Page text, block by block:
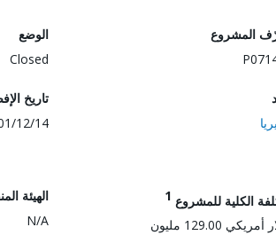
المشروع
الوضع
Closed
تاريخ
12/14
الكلية للمشروع 1
129.00 مليون
الهيئة
N/A